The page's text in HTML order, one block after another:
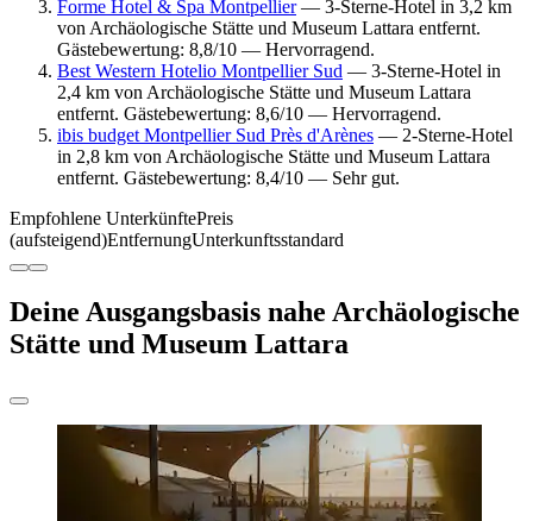
Forme Hotel & Spa Montpellier— 3-Sterne-Hotel in 3,2 km
von Archäologische Stätte und Museum Lattara entfernt.
Gästebewertung: 8,8/10 — Hervorragend.
Best Western Hotelio Montpellier Sud — 3-Sterne-Hotel in
2,4 km von Archäologische Stätte und Museum Lattara
entfernt. Gästebewertung: 8,6/10 — Hervorragend.
ibis budget Montpellier Sud Près d'Arènes — 2-Sterne-Hotel
in 2,8 km von Archäologische Stätte und Museum Lattara
entfernt. Gästebewertung: 8,4/10 — Sehr gut.
Empfohlene UnterkünftePreis
(aufsteigend)EntfernungUnterkunftsstandard
Deine Ausgangsbasis nahe Archäologische
Stätte und Museum Lattara